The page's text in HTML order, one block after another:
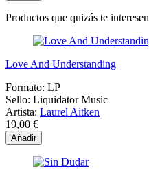
Productos que quizás te interesen
Love And Understanding
Formato: LP
Sello: Liquidator Music
Artista: Laurel Aitken
19,00 €
Añadir